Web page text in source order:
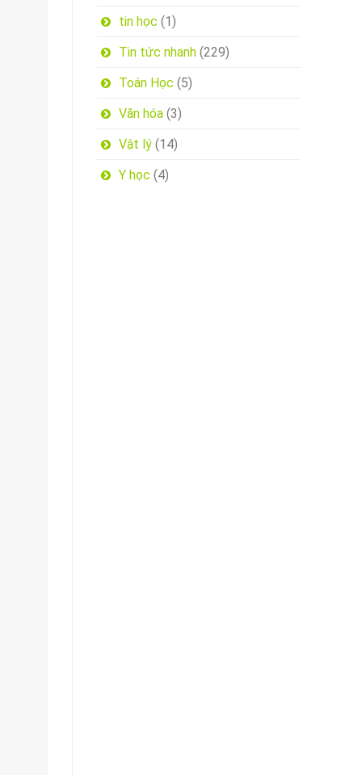
tin học (1)
Tin tức nhanh(229)
Toán Học (5)
Văn hóa(3)
Vật lý(14)
Y học (4)